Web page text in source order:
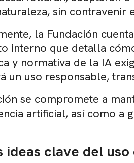
sin contravenir
la Fundación
interno que detalla
y normativa de la IA
un uso responsable,
se compromete a
artificial, así como a
ideas clave del